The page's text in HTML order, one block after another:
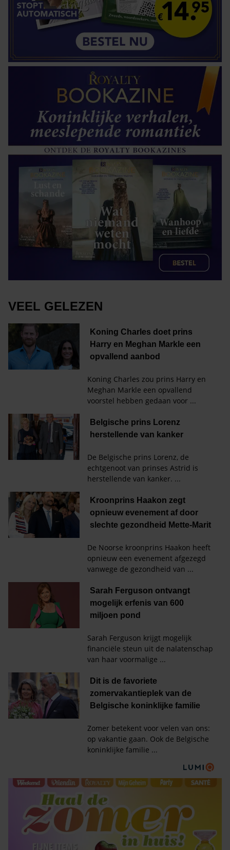
onze cookies als u onze website blijft gebruiken.